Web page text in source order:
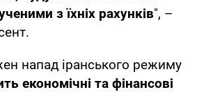
з їхніх рахунків", –
напад іранського режиму
економічні та фінансові